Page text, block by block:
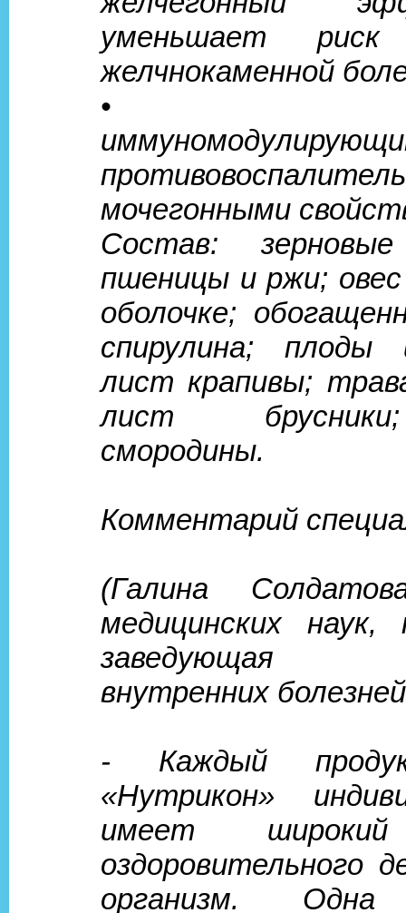
уменьшает риск
желчнокаменной
•
мочегонными
Состав:
пшеницы и ржи; овес
оболочке;
спирулина; плоды
лист крапивы;
лист
смородины.
Комментарий
(Галина
медицинских наук,
заведующая
внутренних
- Каждый
«Нутрикон»
имеет
оздоровительного
организм. Одна